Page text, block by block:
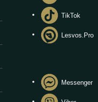
TikTok
Lesvos.Pro
Messenger